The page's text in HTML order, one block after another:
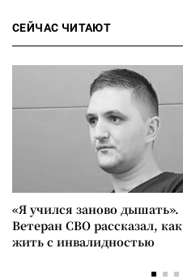
СЕЙЧАС ЧИТАЮТ
«Я учился заново дышать».
Ветеран СВО рассказал, как
жить с инвалидностью